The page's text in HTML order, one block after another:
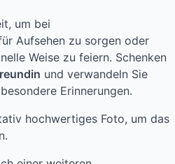
um bei
Aufsehen zu sorgen oder
Weise zu feiern. Schenken
und verwandeln Sie
Erinnerungen.
hochwertiges Foto, um das